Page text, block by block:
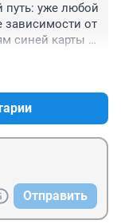
путь: уже любой
зависимости от
синей карты
которой
для
языком: чем
соискатель.
ему
если
Отправить